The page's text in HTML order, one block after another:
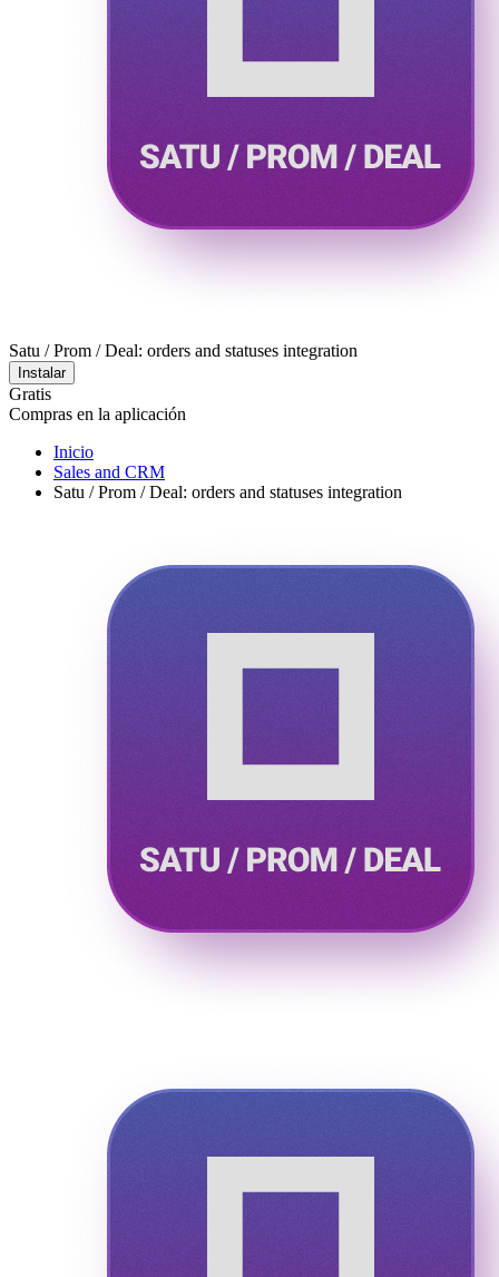
Satu / Prom / Deal: orders and statuses integration
Instalar
Gratis
Compras en la aplicación
Inicio
Sales and CRM
Satu / Prom / Deal: orders and statuses integration